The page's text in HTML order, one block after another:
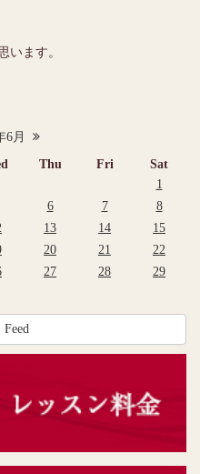
6月
Thu Fri
Sat
1
6 7
8
13 14
15
20 21
22
27 28
29
います。